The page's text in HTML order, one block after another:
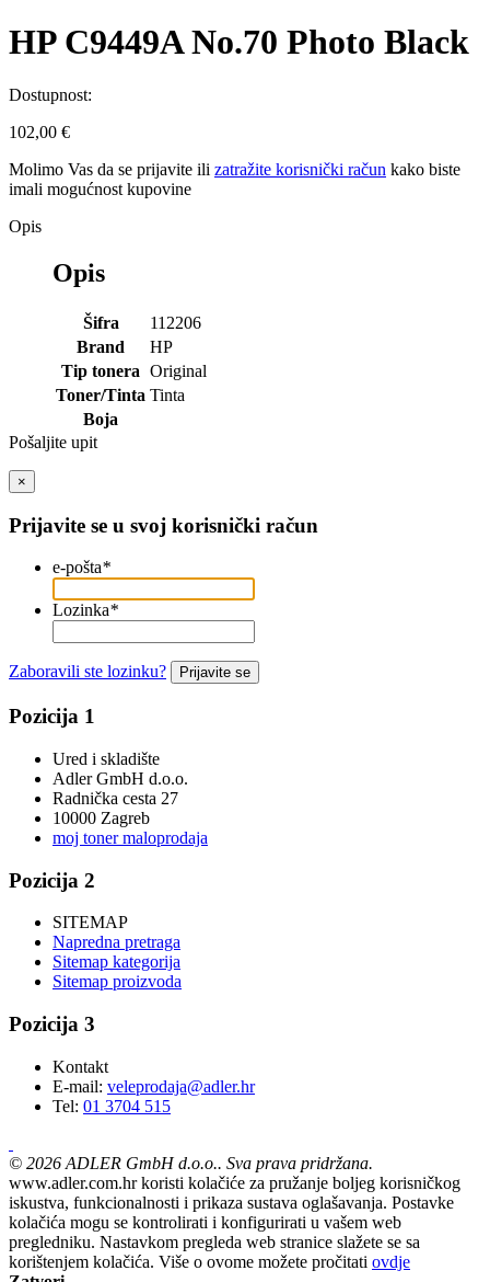
HP C9449A No.70 Photo Black
Dostupnost:
102,00 €
Molimo Vas da se prijavite ili zatražite korisnički račun kako biste
imali mogućnost kupovine
Opis
Opis
Šifra
112206
Brand
HP
Tip tonera Original
Toner/Tinta Tinta
Boja
Pošaljite upit
×
Prijavite se u svoj korisnički račun
e-pošta*
Lozinka*
Zaboravili ste lozinku? Prijavite se
Pozicija 1
Ured i skladište
Adler GmbH d.o.o.
Radnička cesta 27
10000 Zagreb
moj toner maloprodaja
Pozicija 2
SITEMAP
Napredna pretraga
Sitemap kategorija
Sitemap proizvoda
Pozicija 3
Kontakt
E-mail: veleprodaja@adler.hr
Tel: 01 3704 515
© 2026 ADLER GmbH d.o.o.. Sva prava pridržana.
www.adler.com.hr koristi kolačiće za pružanje boljeg korisničkog
iskustva, funkcionalnosti i prikaza sustava oglašavanja. Postavke
kolačića mogu se kontrolirati i konfigurirati u vašem web
pregledniku. Nastavkom pregleda web stranice slažete se sa
korištenjem kolačića. Više o ovome možete pročitati ovdje